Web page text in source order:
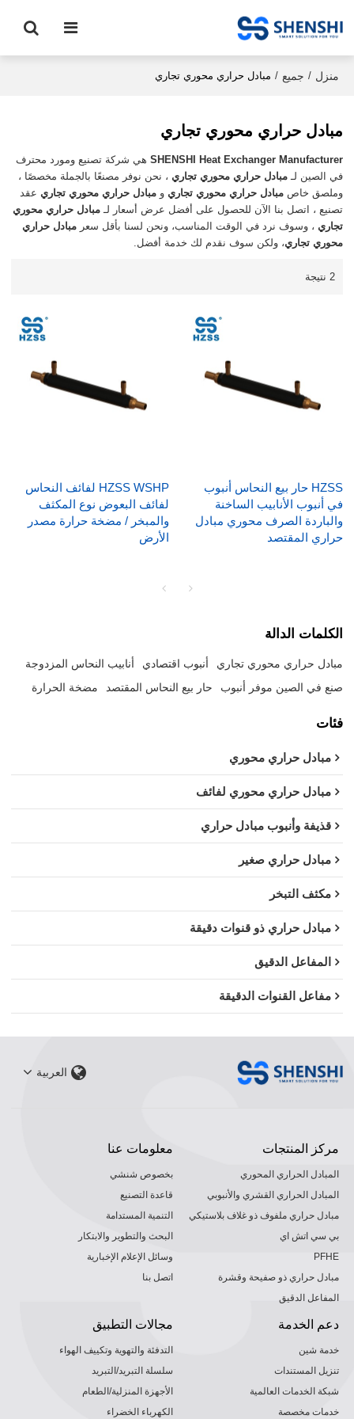
منزل / جميع / مبادل حراري محوري تجاري
مبادل حراري محوري تجاري
SHENSHI Heat Exchanger Manufacturer​ هي شركة تصنيع ومورد محترف
في الصين لـمبادل حراري محوري تجاري ، نحن نوفر مصنعًا بالجملة مخصصًا ،
وملصق خاصمبادل حراري محوري تجاري ومبادل حراري محوري تجاري عقد
تصنيع ، اتصل بنا الآن للحصول على أفضل عرض أسعار لـمبادل حراري محوري
تجاري ، وسوف نرد في الوقت المناسب، ونحن لسنا بأقل سعرمبادل حراري
محوري تجاري، ولكن سوف نقدم لك خدمة أفضل.
2 نتيجة
HZSS حار بيع النحاس أنبوب
في أنبوب الأنابيب الساخنة
والباردة الصرف محوري مبادل
حراري المقتصد
HZSS WSHP لفائف النحاس
لفائف البعوض نوع المكثف
والمبخر / مضخة حرارة مصدر
الأرض
الكلمات الدالة
مبادل حراري محوري تجاري أنبوب اقتصادي
أنابيب النحاس المزدوجة
صنع في الصين موفر أنبوب
حار بيع النحاس المقتصد مضخة الحرارة
فئات
مبادل حراري محوري
مبادل حراري محوري لفائف
قذيفة وأنبوب مبادل حراري
مبادل حراري صغير
مكثف التبخر
مبادل حراري ذو قنوات دقيقة
المفاعل الدقيق
مفاعل القنوات الدقيقة
العربية
معلومات عنا
بخصوص شنشي
قاعدة التصنيع
التنمية المستدامة
البحث والتطوير والابتكار
وسائل الإعلام الإخبارية
اتصل بنا
مركز المنتجات
المبادل الحراري المحوري
المبادل الحراري القشري والأنبوبي
مبادل حراري ملفوف ذو غلاف بلاستيكي
بي سي اتش اي
PFHE
مبادل حراري ذو صفيحة وقشرة
المفاعل الدقيق
مجالات التطبيق
التدفئة والتهوية وتكييف الهواء
سلسلة التبريد/التبريد
الأجهزة المنزلية/الطعام
الكهرباء الخضراء
دعم الخدمة
خدمة شين
تنزيل المستندات
شبكة الخدمات العالمية
خدمات مخصصة